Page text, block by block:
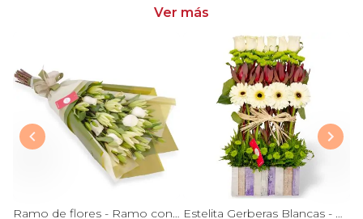
momentos de pérdida.
Ver más
Ramo de flores - Ramo con liliums blancos y rosas ecuatorianas blancas Estelita Gerberas Blancas - Arreglo floral con rosas blancas, maules verdes, leucadendros y gerberas blancas